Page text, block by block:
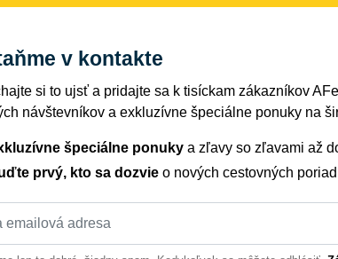
v kontakte
si to ujsť a pridajte sa k tisíckam zákazníkov
návštevníkov a exkluzívne špeciálne ponuky na
špeciálne ponuky a zľavy so zľavami až
prvý, kto sa dozvie o nových cestovných